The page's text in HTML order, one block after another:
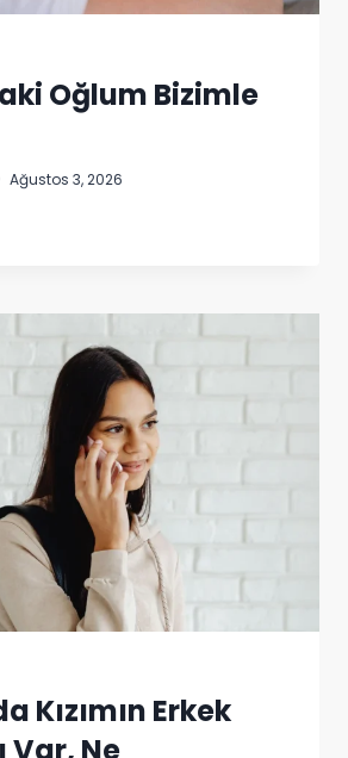
Oğlum Bizimle
Ağustos 3, 2026
Kızımın Erkek